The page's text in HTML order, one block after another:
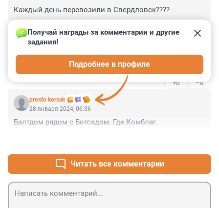
Каждый день перевозили в Свердловск????
–0
Гость
Хорошо, что вспомнили историю
+0 –0
prosto korsak
Получай награды за комментарии и другие
задания!
Подробнее в профиле
28 января 2024, 06:36
Балтдом рядом с Ботсадом. Где Комблаг.
Читать все комментарии